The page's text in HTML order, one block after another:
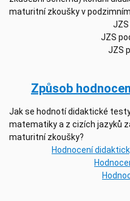
maturitní zkoušky v
JZS
JZS
Způsob
Jak se hodnotí didaktické
matematiky a z cizích jazyků
maturitní zkoušky?
Hodnocení